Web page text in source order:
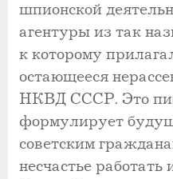
шпионской
агентуры из так
к которому
остающееся
НКВД СССР. Это
формулирует
советским
несчастье